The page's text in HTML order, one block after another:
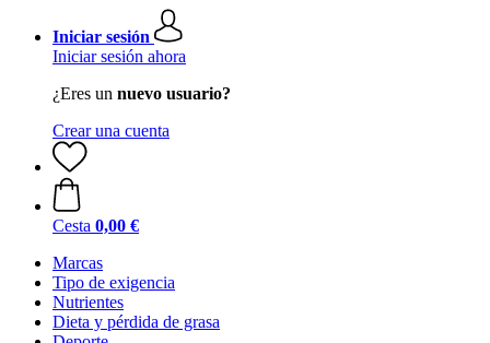
Iniciar sesión
Iniciar sesión ahora
¿Eres un nuevo usuario?
Crear una cuenta
Cesta 0,00 €
Marcas
Tipo de exigencia
Nutrientes
Dieta y pérdida de grasa